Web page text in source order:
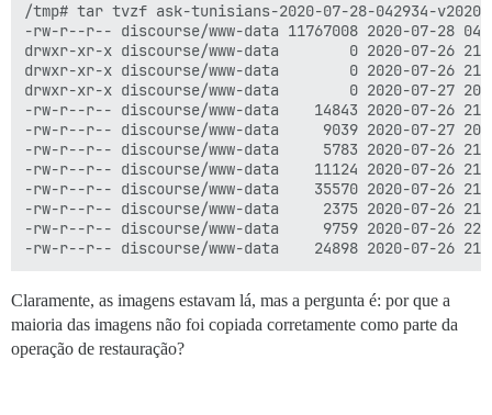
/tmp# tar tvzf ask-tunisians-2020-07-28-042934-
-rw-r--r-- discourse/www-data 11767008 2020-07-28
drwxr-xr-x discourse/www-data        0 2020-07-26
drwxr-xr-x discourse/www-data        0 2020-07-26
drwxr-xr-x discourse/www-data        0 2020-07-27
-rw-r--r-- discourse/www-data    14843 2020-07-26
-rw-r--r-- discourse/www-data     9039 2020-07-27
-rw-r--r-- discourse/www-data     5783 2020-07-26
-rw-r--r-- discourse/www-data    11124 2020-07-26
-rw-r--r-- discourse/www-data    35570 2020-07-26
-rw-r--r-- discourse/www-data     2375 2020-07-26
-rw-r--r-- discourse/www-data     9759 2020-07-26
Claramente, as imagens estavam lá, mas a pergunta é: por que a
maioria das imagens não foi copiada corretamente como parte da
operação de restauração?